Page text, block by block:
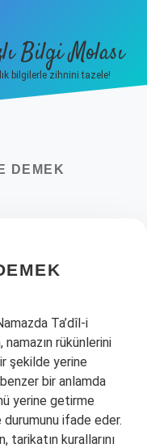
Bilgi Molası
bilgilerle zihnini tazele!
DEMEK
Ta’dîl-i
namazın rükünlerini
şekilde yerine
bir anlamda
yerine getirme
durumunu ifade eder.
tarikatın kurallarını